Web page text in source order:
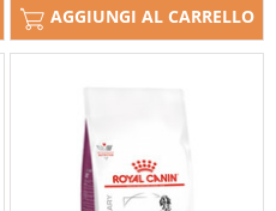
AGGIUNGI AL CARRELLO